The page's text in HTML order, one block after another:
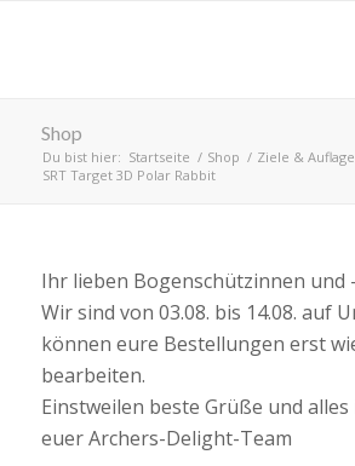
Shop
Du bist hier: Startseite / Shop / Ziele &
SRT Target 3D Polar Rabbit
Ihr lieben Bogenschützinnen und
Wir sind von 03.08. bis 14.08. auf
können eure Bestellungen erst
bearbeiten.
Einstweilen beste Grüße und alles
euer Archers-Delight-Team